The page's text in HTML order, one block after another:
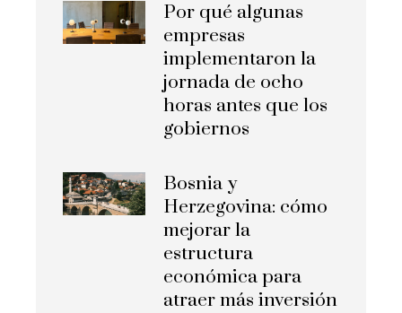
Por qué algunas
empresas
implementaron la
jornada de ocho
horas antes que los
gobiernos
Bosnia y
Herzegovina: cómo
mejorar la
estructura
económica para
atraer más inversión